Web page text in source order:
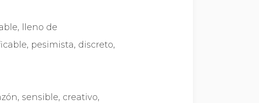
lleno de
pesimista, discreto,
sensible, creativo,